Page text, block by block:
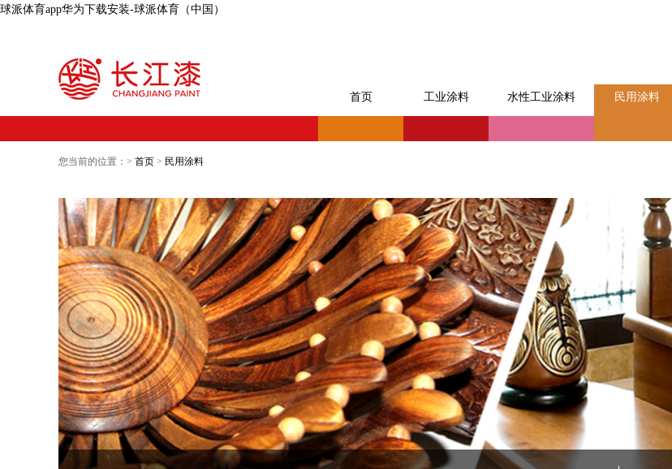
球派体育app华为下载安装-球派体育（中国）
首页 工业涂料 水性工业涂料 民用涂料
您当前的位置：> 首页 > 民用涂料